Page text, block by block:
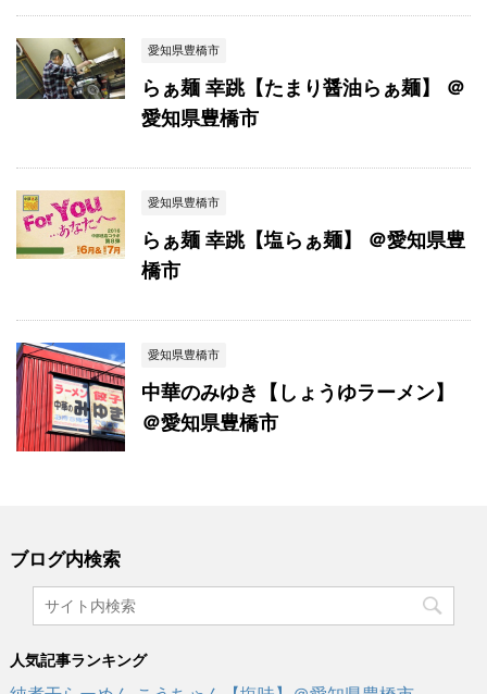
愛知県豊橋市
らぁ麺 幸跳【たまり醤油らぁ麺】 ＠
愛知県豊橋市
愛知県豊橋市
らぁ麺 幸跳【塩らぁ麺】 ＠愛知県豊
橋市
愛知県豊橋市
中華のみゆき【しょうゆラーメン】
＠愛知県豊橋市
ブログ内検索
人気記事ランキング